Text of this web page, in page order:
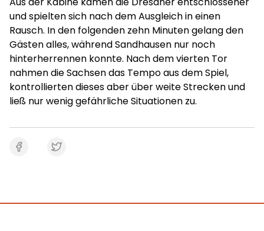
und spielten sich nach dem Ausgleich in einen
Rausch. In den folgenden zehn Minuten gelang den
Gästen alles, während Sandhausen nur noch
hinterherrennen konnte. Nach dem vierten Tor
nahmen die Sachsen das Tempo aus dem Spiel,
kontrollierten dieses aber über weite Strecken und
ließ nur wenig gefährliche Situationen zu.